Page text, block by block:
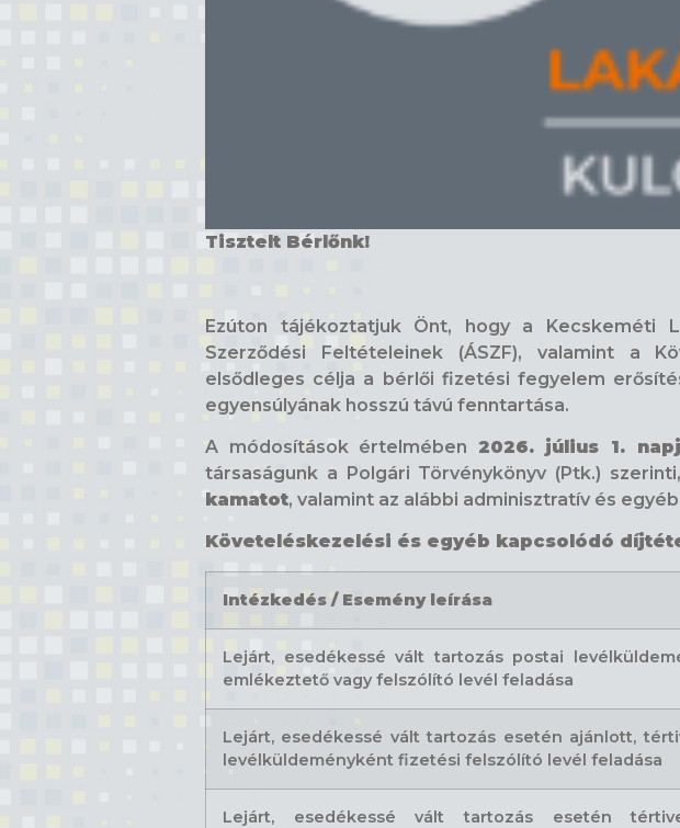
Tisztelt Bérlőnk!
Ezúton tájékoztatjuk Önt, hogy a Kecskeméti
Szerződési Feltételeinek (ÁSZF), valamint a
elsődleges célja a bérlői fizetési fegyelem
egyensúlyának hosszú távú fenntartása.
A módosítások értelmében 2026. július 1.
társaságunk a Polgári Törvénykönyv (Ptk.)
kamatot, valamint az alábbi adminisztratív és
Követeléskezelési és egyéb kapcsolódó
Intézkedés / Esemény leírása
Lejárt, esedékessé vált tartozás postai
emlékeztető vagy felszólító levél feladása
Lejárt, esedékessé vált tartozás esetén ajánlott,
levélküldeményként fizetési felszólító levél feladása
Lejárt, esedékessé vált tartozás esetén